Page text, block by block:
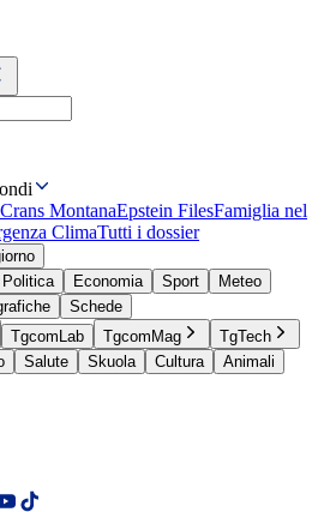
Crans MontanaEpstein FilesFamiglia nel
ClimaTutti i dossier
Politica Economia Sport
Meteo
Schede
TgcomLab TgcomMag
TgTech
Salute Skuola Cultura
Animali